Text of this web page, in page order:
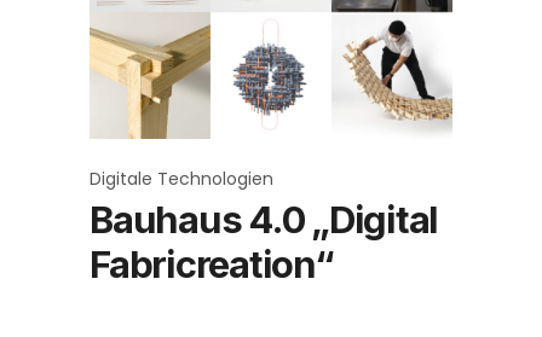
Digitale Technologien
Bauhaus 4.0 „Digital
Fabricreation“